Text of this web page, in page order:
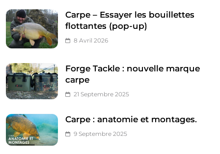
Carpe – Essayer les bouillettes
flottantes (pop-up)
8 Avril 2026
Forge Tackle : nouvelle marque
carpe
21 Septembre 2025
Carpe : anatomie et montages.
9 Septembre 2025